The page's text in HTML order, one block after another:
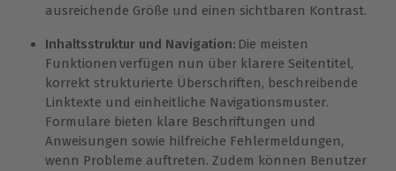
ausreichende Größe und einen sichtbaren Kontrast.
Inhaltsstruktur und Navigation: Die meisten
Funktionen verfügen nun über klarere Seitentitel,
korrekt strukturierte Überschriften, beschreibende
Linktexte und einheitliche Navigationsmuster.
Formulare bieten klare Beschriftungen und
Anweisungen sowie hilfreiche Fehlermeldungen,
wenn Probleme auftreten. Zudem können Benutzer